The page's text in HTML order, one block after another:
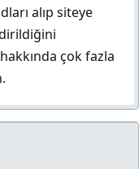
alıp siteye
çok fazla